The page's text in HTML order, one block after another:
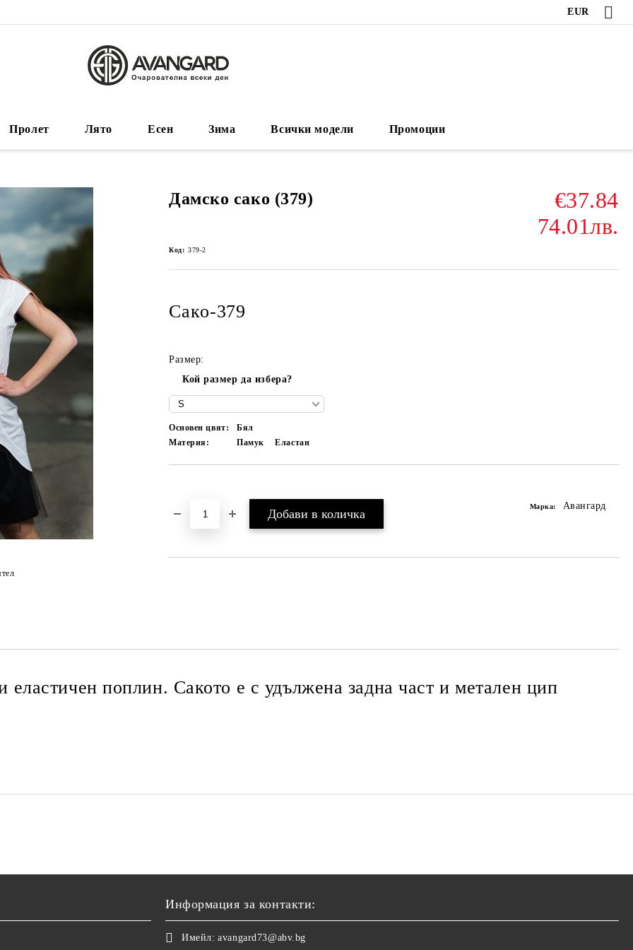
EUR
Пролет Лято Есен Зима Всички модели Промоции
Дамско сако (379)
€37.84
74.01лв.
Код: 379-2
Сако-379
Размер:
Кой размер да избера?
Основен цвят:
Бял
Материя:
Памук Еластан
Марка: Авангард
еластичен поплин. Сакото е с удължена задна част и метален цип
Информация за контакти:
Имейл: avangard73@abv.bg